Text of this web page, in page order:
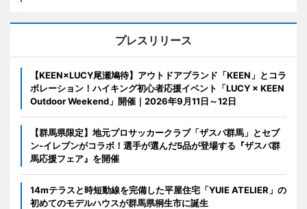
プレスリリース
【KEEN×LUCY尾瀬鳩待】アウトドアブランド「KEEN」とコラ
ボレーション！ハイキング初心者応援イベント「LUCY × KEEN
Outdoor Weekend」開催｜2026年9月11日～12日
【群馬県限定】地元プロサッカークラブ「ザスパ群馬」とセブ
ン‐イレブンがコラボ！選手が選んだ5品が登場する『ザスパ群
馬応援フェア』を開催
14mテラスと時短動線を完備した平屋住宅「YUIE ATELIER」の
初めてのモデルハウスが群馬県桐生市に誕生